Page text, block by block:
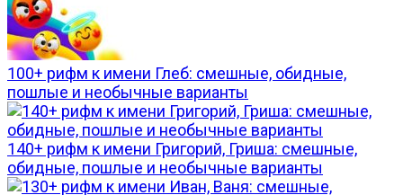
100+ рифм к имени Глеб: смешные, обидные,
пошлые и необычные варианты
140+ рифм к имени Григорий, Гриша: смешные,
обидные, пошлые и необычные варианты